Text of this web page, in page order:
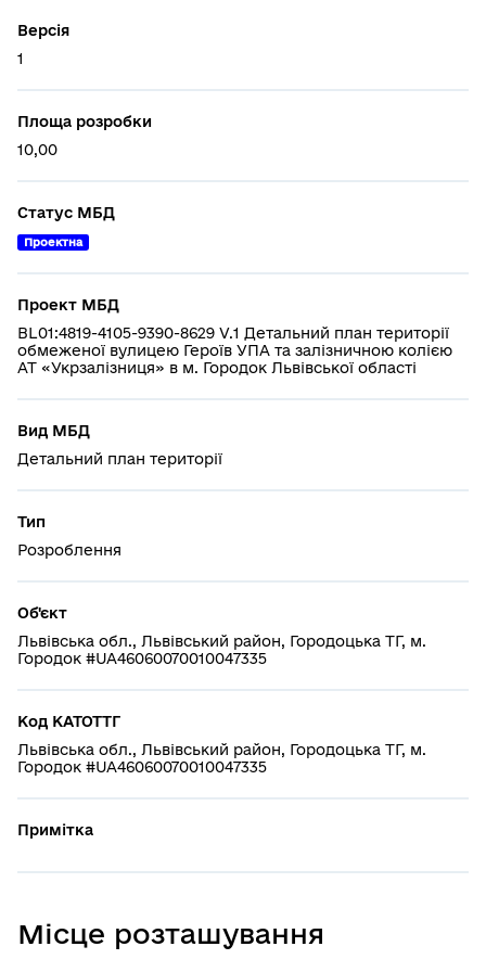
Версія
1
Площа розробки
10,00
Статус МБД
Проектна
Проект МБД
BL01:4819-4105-9390-8629 V.1 Детальний план території
обмеженої вулицею Героїв УПА та залізничною колією
АТ «Укрзалізниця» в м. Городок Львівської області
Вид МБД
Детальний план території
Тип
Розроблення
Об'єкт
Львівська обл., Львівський район, Городоцька ТГ, м.
Городок #UA46060070010047335
Код КАТОТТГ
Львівська обл., Львівський район, Городоцька ТГ, м.
Городок #UA46060070010047335
Примітка
Місце розташування